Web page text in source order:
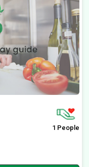
1 People